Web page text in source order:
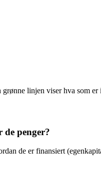
linjen viser hva som er
de penger?
de er finansiert